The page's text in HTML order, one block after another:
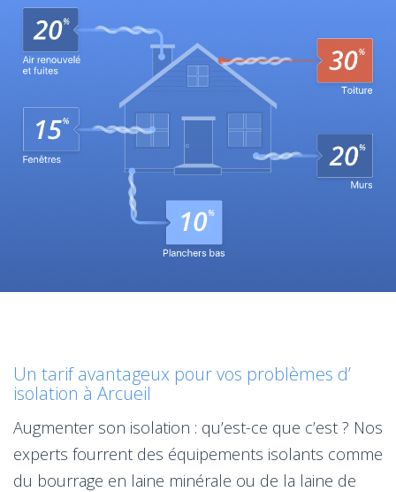
Un tarif avantageux pour vos problèmes d’
isolation à Arcueil
Augmenter son isolation : qu’est-ce que c’est ? Nos
experts fourrent des équipements isolants comme
du bourrage en laine minérale ou de la laine de